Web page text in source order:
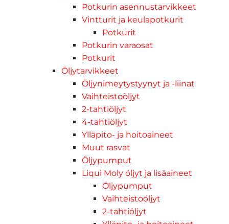
Potkurin asennustarvikkeet
Vintturit ja keulapotkurit
Potkurit
Potkurin varaosat
Potkurit
Öljytarvikkeet
Öljynimeytystyynyt ja -liinat
Vaihteistoöljyt
2-tahtiöljyt
4-tahtiöljyt
Ylläpito- ja hoitoaineet
Muut rasvat
Öljypumput
Liqui Moly öljyt ja lisäaineet
Öljypumput
Vaihteistoöljyt
2-tahtiöljyt